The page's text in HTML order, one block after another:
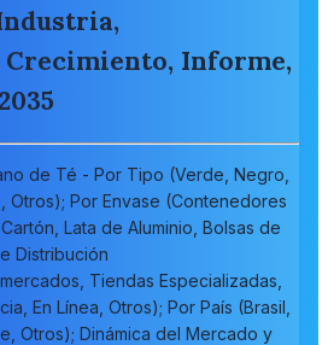
Informe,
de Té - Por Tipo (Verde, Negro,
Otros); Por Envase (Contenedores
Lata de Aluminio, Bolsas de
Distribución
Tiendas Especializadas,
En Línea, Otros); Por País (Brasil,
Otros); Dinámica del Mercado y